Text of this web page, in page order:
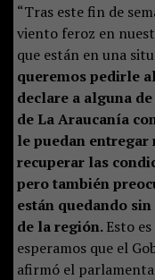
“Tras este fin de
viento feroz en
que están en una
queremos pedirle
declare a alguna
de La Araucanía
le puedan entregar
recuperar las
pero también
están quedando
de la región.Esto
esperamos que el
afirmó el